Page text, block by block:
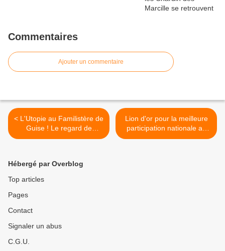
Commentaires
Ajouter un commentaire
< L'Utopie au Familistère de
Guise ! Le regard de
Georges Rousse
Lion d'or pour la meilleure
participation nationale au
Pavillon de la république de
Hébergé par Overblog
Top articles
Pages
Contact
Signaler un abus
C.G.U.